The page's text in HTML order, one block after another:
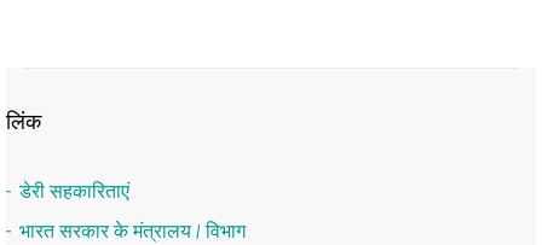
लिंक
डेरी सहकारिताएं
भारत सरकार के मंत्रालय / विभाग